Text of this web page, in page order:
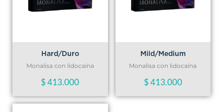
Hard/Duro
Monalisa con lidocaína
$413.000
Mild/Medium
Monalisa con lidocaína
$413.000